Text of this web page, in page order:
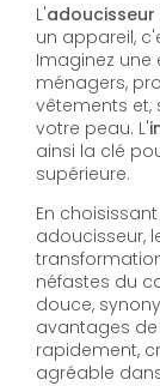
L'adoucisseur
un appareil,
Imaginez une
ménagers,
vêtements et,
votre peau. L'
ainsi la clé
supérieure.
En
adoucisseur,
néfastes du
douce,
avantages de
rapidement,
agréable